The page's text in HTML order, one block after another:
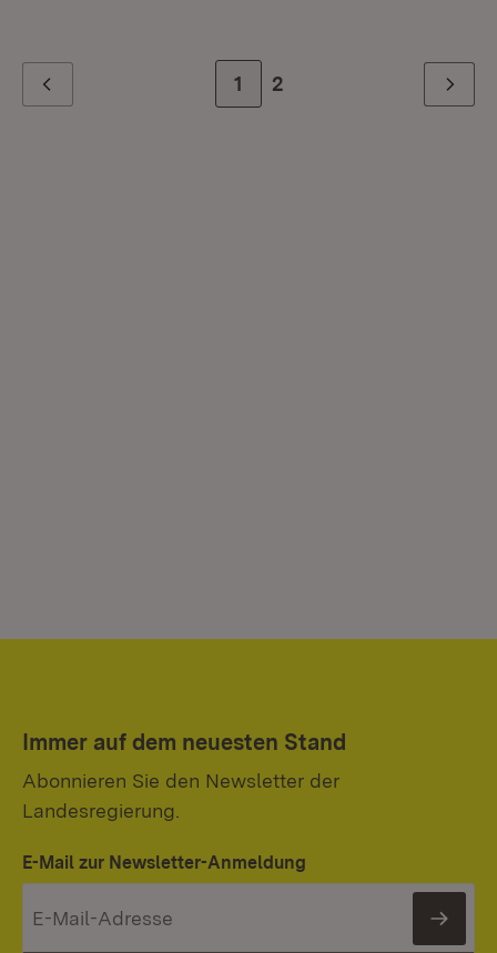
Zur Seite
1 Zur letzten Seite
2 Weiter
Immer auf dem neuesten Stand
Abonnieren Sie den Newsletter der
Landesregierung.
E-Mail zur Newsletter-Anmeldung